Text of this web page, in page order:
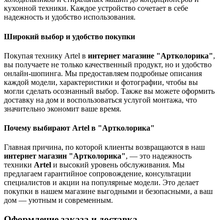
кухонной техники. Каждое устройство сочетает в себе
надежность и удобство использования.
Широкий выбор и удобство покупки
Покупая технику Artel в интернет магазине "Артколорика",
вы получаете не только качественный продукт, но и удобство
онлайн-шопинга. Мы предоставляем подробные описания
каждой модели, характеристики и фотографии, чтобы вы
могли сделать осознанный выбор. Также вы можете оформить
доставку на дом и воспользоваться услугой монтажа, что
значительно экономит ваше время.
Почему выбирают Artel в "Артколорика"
Главная причина, по которой клиенты возвращаются в наш
интернет магазин "Артколорика", — это надежность
техники Artel и высокий уровень обслуживания. Мы
предлагаем гарантийное сопровождение, консультации
специалистов и акции на популярные модели. Это делает
покупки в нашем магазине выгодными и безопасными, а ваш
дом — уютным и современным.